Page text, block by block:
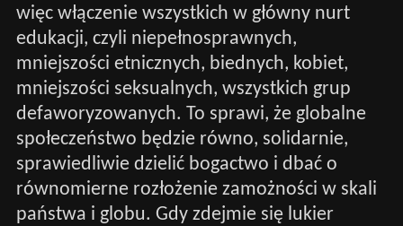
więc włączenie wszystkich w główny nurt
edukacji, czyli niepełnosprawnych,
mniejszości etnicznych, biednych, kobiet,
mniejszości seksualnych, wszystkich grup
defaworyzowanych. To sprawi, że globalne
społeczeństwo będzie równo, solidarnie,
sprawiedliwie dzielić bogactwo i dbać o
równomierne rozłożenie zamożności w skali
państwa i globu. Gdy zdejmie się lukier